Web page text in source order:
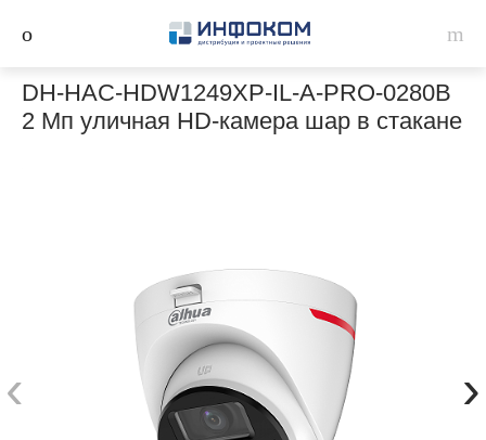
DH-HAC-HDW1249XP-IL-A-PRO-0280B
2 Мп уличная HD-камера шар в стакане
‹ ›